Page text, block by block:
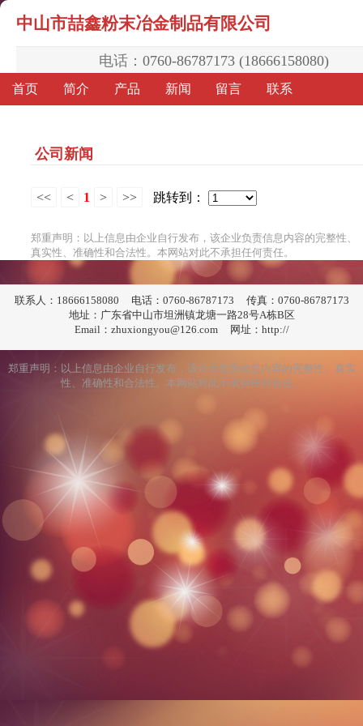
中山市喆鑫粉末冶金制品有限公司
电话： 0760-86787173 (18666158080)
首页 简介 产品 新闻 留言 联系
公司新闻
<< < 1 > >> 跳转到：
郑重声明：以上信息由企业自行发布，该企业负责信息内容的完整性、
真实性、准确性和合法性。本网站对此不承担任何责任。
联系人：18666158080 电话：0760-86787173
传真：0760-86787173
地址：广东省中山市坦洲镇龙塘一路28号A栋B区
Email：zhuxiongyou@126.com
网址：http://
郑重声明：以上信息由企业自行发布，该企业负责信息内容的完整性、真实
性、准确性和合法性。本网站对此不承担任何责任。